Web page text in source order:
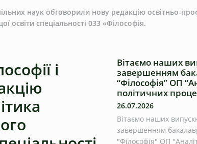
наук обговорили нову редакцію освітньо-
освіти спеціальності 033 «Філософія.
і
Вітаємо наших
завершенням
“Філософія” ОП
політичних
26.07.2026
Вітаємо наших
завершенням
"Філософія" ОП